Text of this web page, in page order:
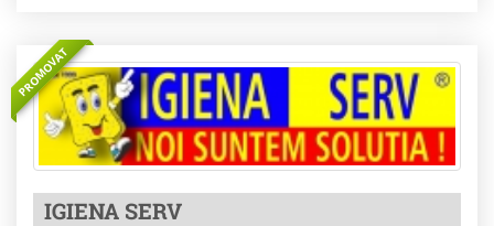
PROMOVAT
IGIENA SERV